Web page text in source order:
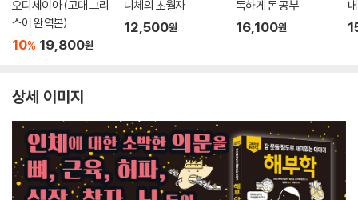
오디세이아 (고대 그리
스어 완역본)
10% 19,800원
니체의 초월자
12,500원
독하게 돈 공부
16,100원
상세 이미지